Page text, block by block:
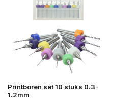
Printboren set 10 stuks 0.3-
1.2mm